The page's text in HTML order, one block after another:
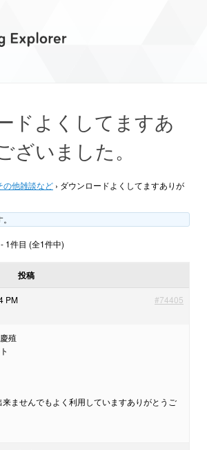
ドよくしてますあ
ざいました。
の他雑談など › ダウンロードよくしてますありが
1件目 (全1件中)
投稿
PM #74405
殖
ませんでもよく利用していますありがとうご